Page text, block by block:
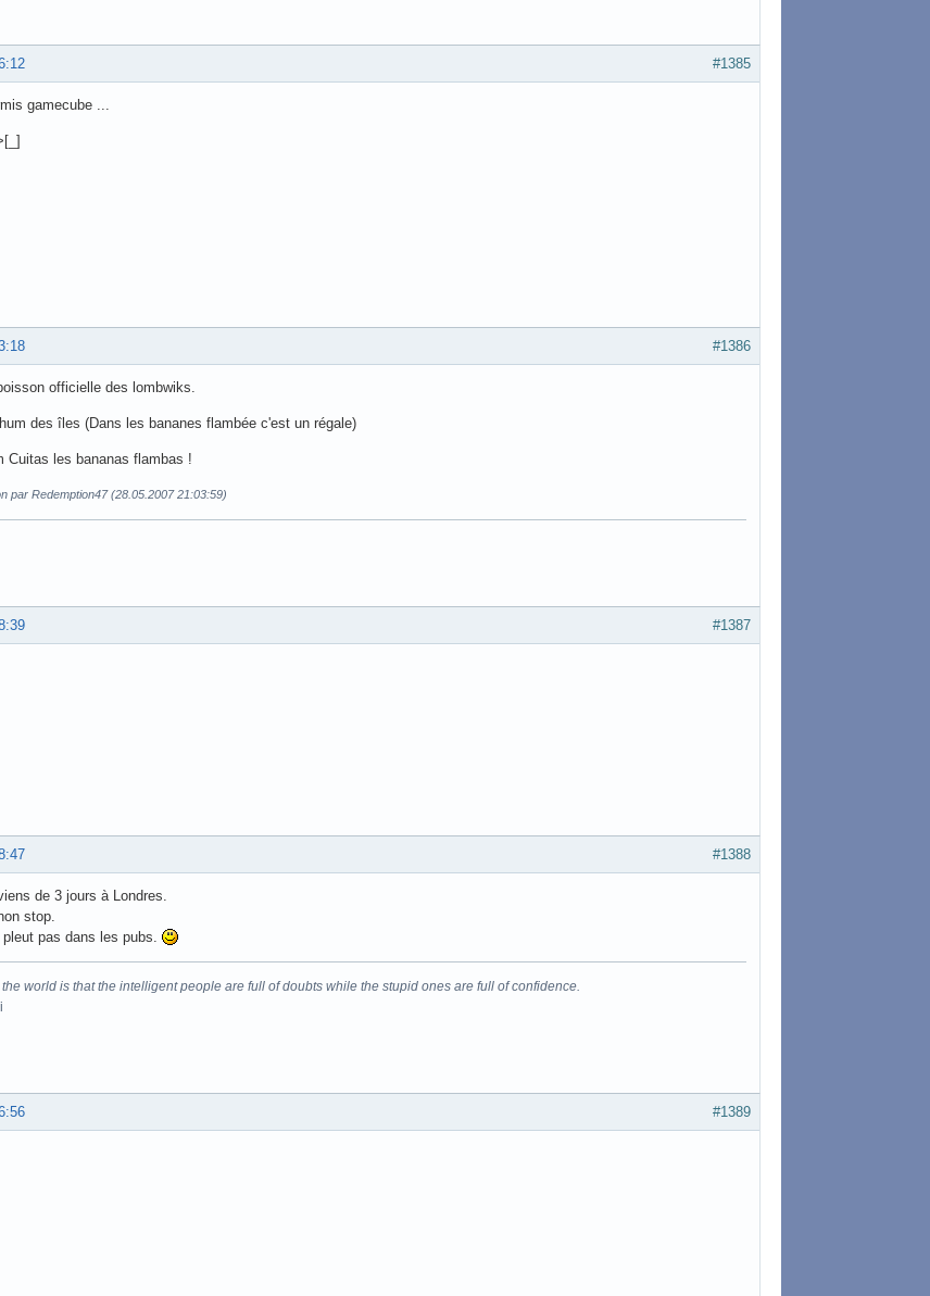
#1385
gamecube ...
#1386
officielle des lombwiks.
des îles (Dans les bananes flambée c'est un régale)
Cuitas les bananas flambas !
par Redemption47 (28.05.2007 21:03:59)
#1387
#1388
de 3 jours à Londres.
stop.
pas dans les pubs.
world is that the intelligent people are full of doubts while the stupid ones are full of confidence.
#1389